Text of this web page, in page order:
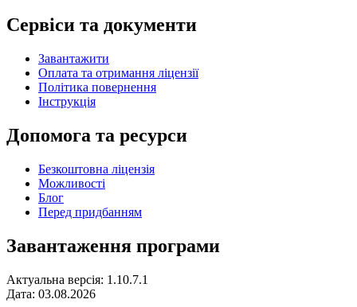
Сервіси та документи
Завантажити
Оплата та отримання ліцензії
Політика повернення
Інструкція
Допомога та ресурси
Безкоштовна ліцензія
Можливості
Блог
Перед придбанням
Завантаження програми
Актуальна версія: 1.10.7.1
Дата: 03.08.2026